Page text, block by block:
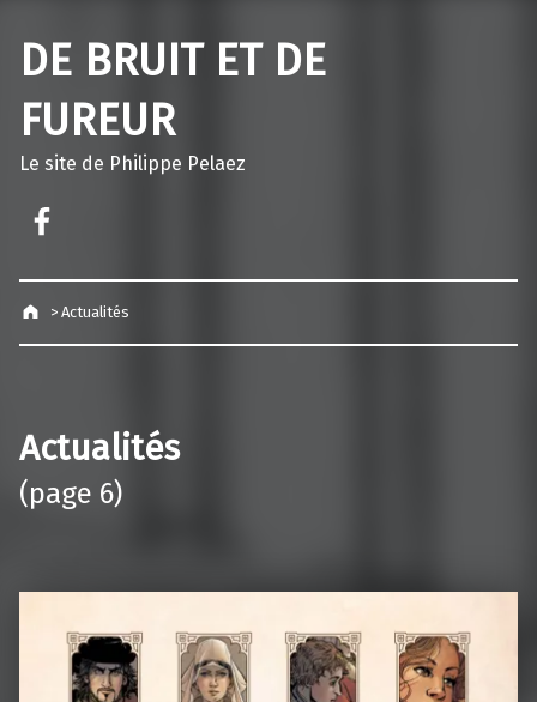
DE BRUIT ET DE
FUREUR
Le site de Philippe Pelaez
> Actualités
Actualités
(page 6)